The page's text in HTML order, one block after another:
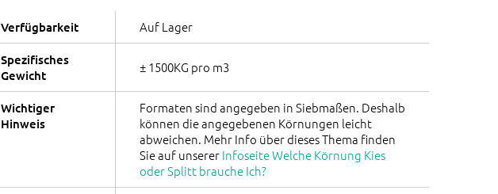
Verfügbarkeit Auf Lager
Spezifisches
Gewicht
± 1500KG pro m3
Wichtiger
Hinweis
Formaten sind angegeben in Siebmaßen. Deshalb
können die angegebenen Körnungen leicht
abweichen. Mehr Info über dieses Thema finden
Sie auf unsererInfoseite Welche Körnung Kies
oder Splitt brauche Ich?